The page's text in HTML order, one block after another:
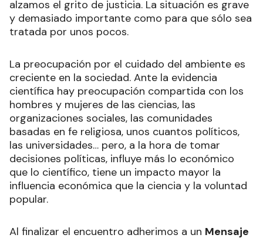
alzamos el grito de justicia. La situación es grave
y demasiado importante como para que sólo sea
tratada por unos pocos.
La preocupación por el cuidado del ambiente es
creciente en la sociedad. Ante la evidencia
científica hay preocupación compartida con los
hombres y mujeres de las ciencias, las
organizaciones sociales, las comunidades
basadas en fe religiosa, unos cuantos políticos,
las universidades… pero, a la hora de tomar
decisiones políticas, influye más lo económico
que lo científico, tiene un impacto mayor la
influencia económica que la ciencia y la voluntad
popular.
Al finalizar el encuentro adherimos a un Mensaje